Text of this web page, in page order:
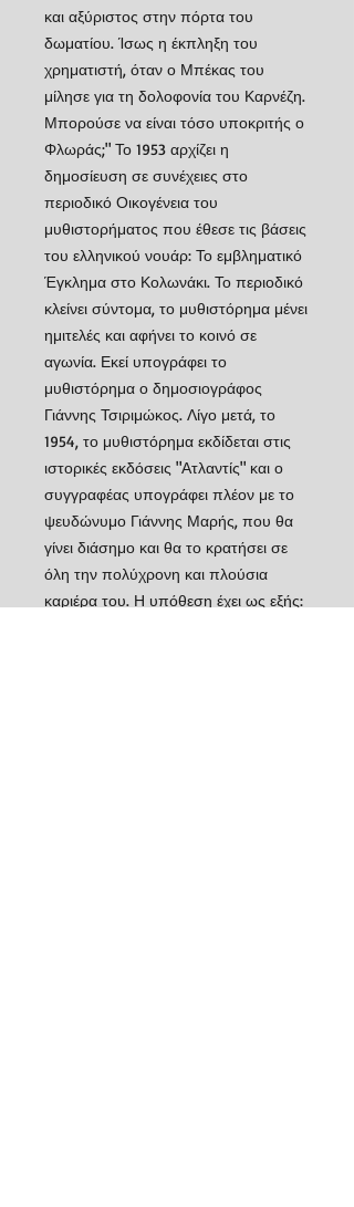
και αξύριστος στην πόρτα του
δωματίου. Ίσως η έκπληξη του
χρηματιστή, όταν ο Μπέκας του
μίλησε για τη δολοφονία του Καρνέζη.
Μπορούσε να είναι τόσο υποκριτής ο
Φλωράς;" Το 1953 αρχίζει η
δημοσίευση σε συνέχειες στο
περιοδικό Οικογένεια του
μυθιστορήματος που έθεσε τις βάσεις
του ελληνικού νουάρ: Το εμβληματικό
Έγκλημα στο Κολωνάκι. Το περιοδικό
κλείνει σύντομα, το μυθιστόρημα μένει
ημιτελές και αφήνει το κοινό σε
αγωνία. Εκεί υπογράφει το
μυθιστόρημα ο δημοσιογράφος
Γιάννης Τσιριμώκος. Λίγο μετά, το
1954, το μυθιστόρημα εκδίδεται στις
ιστορικές εκδόσεις "Ατλαντίς" και ο
συγγραφέας υπογράφει πλέον με το
ψευδώνυμο Γιάννης Μαρής, που θα
γίνει διάσημο και θα το κρατήσει σε
όλη την πολύχρονη και πλούσια
καριέρα του. Η υπόθεση έχει ως εξής: